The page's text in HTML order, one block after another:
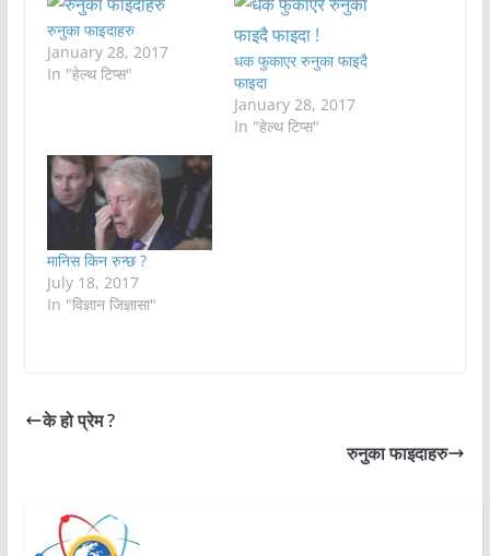
रुनुका फाइदाहरु
January 28, 2017
In "हेल्थ टिप्स"
धक फुकाएर रुनुका फाइदै
फाइदा
January 28, 2017
In "हेल्थ टिप्स"
मानिस किन रुन्छ ?
July 18, 2017
In "विज्ञान जिज्ञासा"
के हो प्रेम ?
रुनुका फाइदाहरु